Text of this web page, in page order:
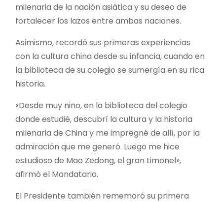
milenaria de la nación asiática y su deseo de
fortalecer los lazos entre ambas naciones.
Asimismo, recordó sus primeras experiencias
con la cultura china desde su infancia, cuando en
la biblioteca de su colegio se sumergía en su rica
historia.
«Desde muy niño, en la biblioteca del colegio
donde estudié, descubrí la cultura y la historia
milenaria de China y me impregné de allí, por la
admiración que me generó. Luego me hice
estudioso de Mao Zedong, el gran timonel»,
afirmó el Mandatario.
El Presidente también rememoró su primera